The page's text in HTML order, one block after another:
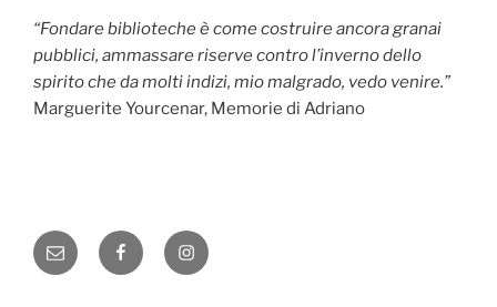
“Fondare biblioteche è come costruire ancora granai
pubblici, ammassare riserve contro l’inverno dello
spirito che da molti indizi, mio malgrado, vedo venire.”
Marguerite Yourcenar, Memorie di Adriano
Email FacebookInstagram